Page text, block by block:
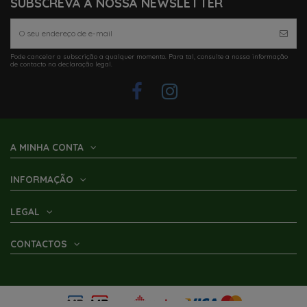
Pode cancelar a subscrição a qualquer momento. Para tal, consulte a nossa informação
de contacto na declaração legal.
A MINHA CONTA
INFORMAÇÃO
LEGAL
CONTACTOS